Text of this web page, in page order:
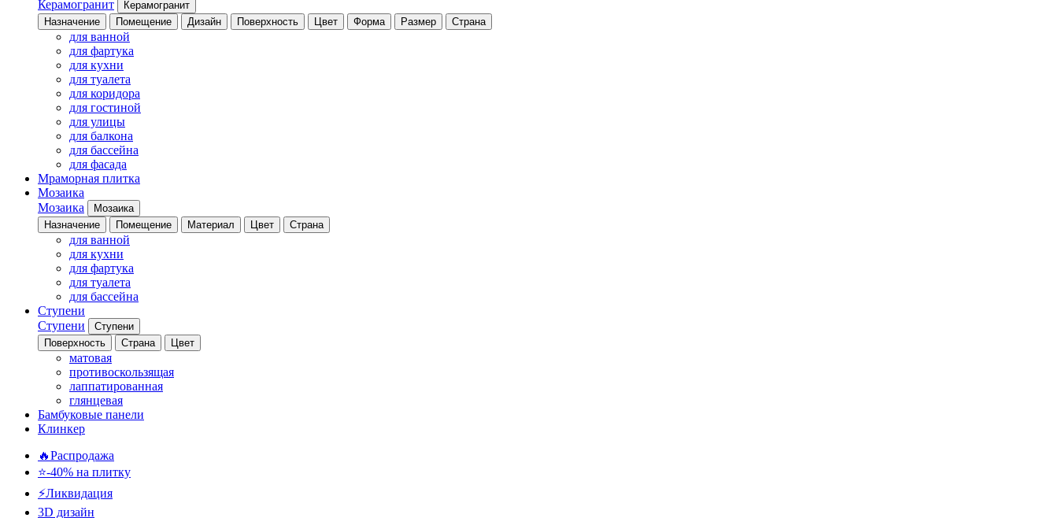
Керамогранит
Керамогранит
Назначение
Помещение Дизайн Поверхность Цвет Форма Размер Страна
для ванной
для фартука
для кухни
для туалета
для коридора
для гостиной
для улицы
для балкона
для бассейна
для фасада
Мраморная плитка
Мозаика
Мозаика
Мозаика
Назначение
Помещение Материал Цвет Страна
для ванной
для кухни
для фартука
для туалета
для бассейна
Ступени
Ступени
Ступени
Поверхность
Страна Цвет
матовая
противоскользящая
лаппатированная
глянцевая
Бамбуковые панели
Клинкер
🔥Распродажа
⭐-40% на плитку
⚡️Ликвидация
3D дизайн